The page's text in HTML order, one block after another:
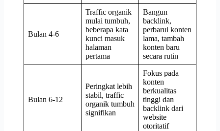
Bulan 4-6
Traffic organik
mulai tumbuh,
beberapa kata
kunci masuk
halaman
pertama
Bangun
backlink,
perbarui konten
lama, tambah
konten baru
secara rutin
Bulan 6-12
Peringkat lebih
stabil, traffic
organik tumbuh
signifikan
Fokus pada
konten
berkualitas
tinggi dan
backlink dari
website
otoritatif